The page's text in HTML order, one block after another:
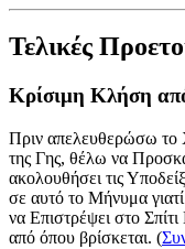
Τελικές
Κρίσιμη Κλήση
Πριν απελευθερώσω
της Γης, θέλω να
ακολουθήσει τις
σε αυτό το Μήνυμα
να Επιστρέψει στο
από όπου βρίσκεται. (